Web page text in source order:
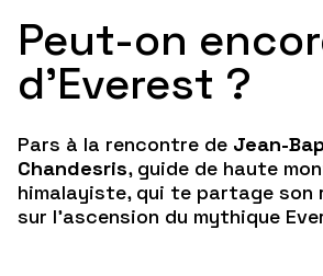
Peut-on
d'Everest ?
Pars à la rencontre de Jean-
Chandesris, guide de haute
himalayiste, qui te partage son
sur l’ascension du mythique